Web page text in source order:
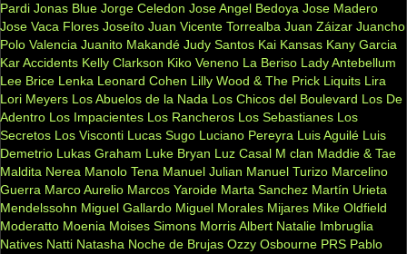
Pardi Jonas Blue Jorge Celedon Jose Angel Bedoya Jose Madero
Jose Vaca Flores Joseíto Juan Vicente Torrealba Juan Záizar Juancho
Polo Valencia Juanito Makandé Judy Santos Kai Kansas Kany Garcia
Kar Accidents Kelly Clarkson Kiko Veneno La Beriso Lady Antebellum
Lee Brice Lenka Leonard Cohen Lilly Wood & The Prick Liquits Lira
Lori Meyers Los Abuelos de la Nada Los Chicos del Boulevard Los De
Adentro Los Impacientes Los Rancheros Los Sebastianes Los
Secretos Los Visconti Lucas Sugo Luciano Pereyra Luis Aguilé Luis
Demetrio Lukas Graham Luke Bryan Luz Casal M clan Maddie & Tae
Maldita Nerea Manolo Tena Manuel Julian Manuel Turizo Marcelino
Guerra Marco Aurelio Marcos Yaroide Marta Sanchez Martín Urieta
Mendelssohn Miguel Gallardo Miguel Morales Mijares Mike Oldfield
Moderatto Moenia Moises Simons Morris Albert Natalie Imbruglia
Natives Natti Natasha Noche de Brujas Ozzy Osbourne PRS Pablo